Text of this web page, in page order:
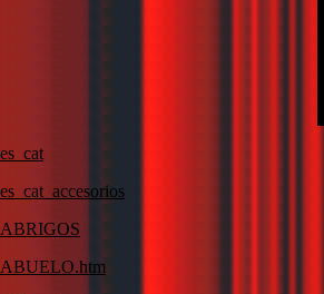
es_cat
es_cat_accesorios
ABRIGOS
ABUELO.htm